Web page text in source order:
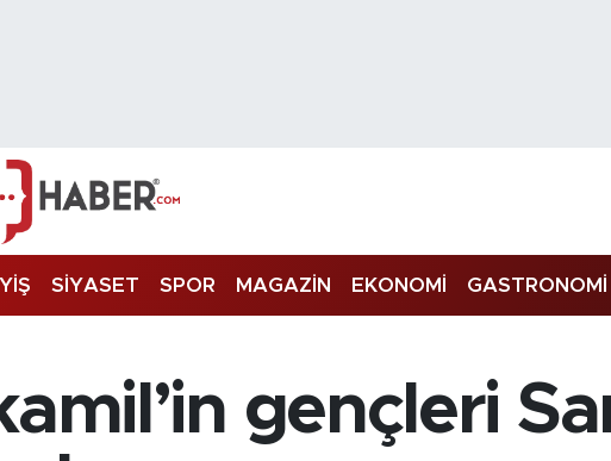
SİYASET SPOR MAGAZİN EKONOMİ GASTRONOMİ
gençleri
Fikstür